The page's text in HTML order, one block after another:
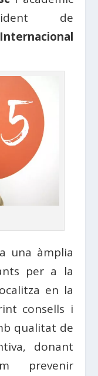
de
Internacional
una àmplia
per a la
en la
consells i
qualitat de
donant
prevenir